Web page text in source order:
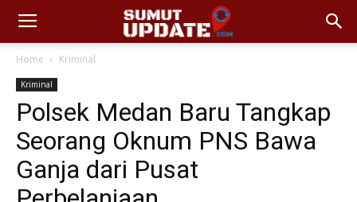
Home Kriminal
Kriminal
Polsek Medan Baru Tangkap
Seorang Oknum PNS Bawa
Ganja dari Pusat